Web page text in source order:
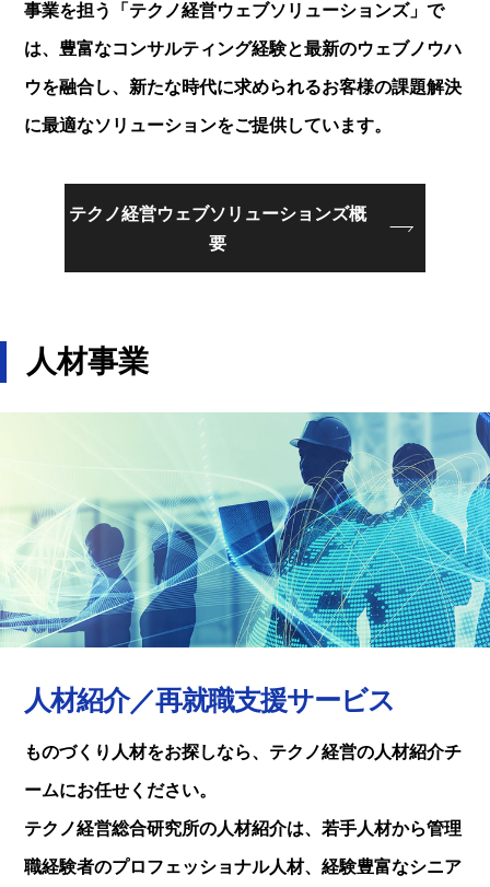
事業を担う「テクノ経営ウェブソリューションズ」で
は、豊富なコンサルティング経験と最新のウェブノウハ
ウを融合し、新たな時代に求められるお客様の課題解決
に最適なソリューションをご提供しています。
テクノ経営ウェブソリューションズ概
要
人材事業
人材紹介／再就職支援サービス
ものづくり人材をお探しなら、テクノ経営の人材紹介チ
ームにお任せください。
テクノ経営総合研究所の人材紹介は、若手人材から管理
職経験者のプロフェッショナル人材、経験豊富なシニア